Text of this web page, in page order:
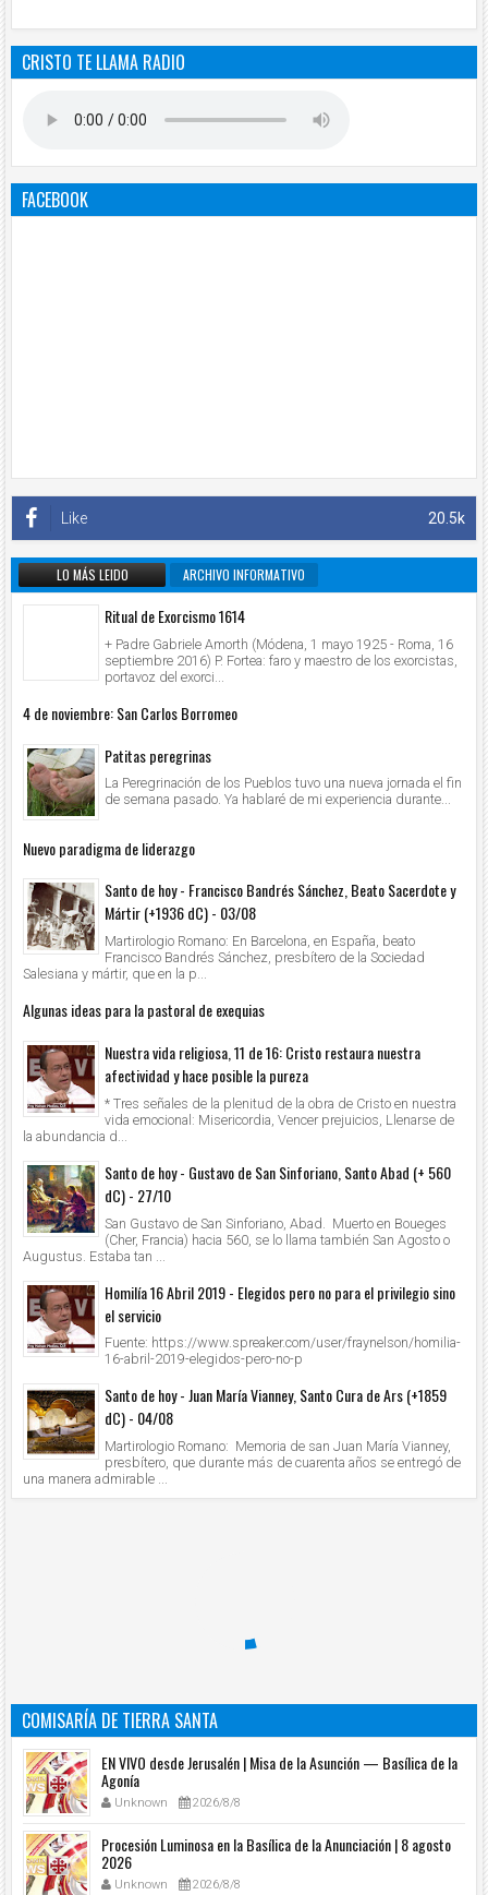
CRISTO TE LLAMA RADIO
FACEBOOK
20.5k
Like
LO MÁS LEIDO ARCHIVO INFORMATIVO
Ritual de Exorcismo 1614
+ Padre Gabriele Amorth (Módena, 1 mayo 1925 - Roma, 16
septiembre 2016) P. Fortea: faro y maestro de los exorcistas,
portavoz del exorci...
4 de noviembre: San Carlos Borromeo
Patitas peregrinas
La Peregrinación de los Pueblos tuvo una nueva jornada el fin
de semana pasado. Ya hablaré de mi experiencia durante...
Nuevo paradigma de liderazgo
Santo de hoy - Francisco Bandrés Sánchez, Beato Sacerdote y
Mártir (+1936 dC) - 03/08
Martirologio Romano: En Barcelona, en España, beato
Francisco Bandrés Sánchez, presbítero de la Sociedad
Salesiana y mártir, que en la p...
Algunas ideas para la pastoral de exequias
Nuestra vida religiosa, 11 de 16: Cristo restaura nuestra
afectividad y hace posible la pureza
* Tres señales de la plenitud de la obra de Cristo en nuestra
vida emocional: Misericordia, Vencer prejuicios, Llenarse de
la abundancia d...
Santo de hoy - Gustavo de San Sinforiano, Santo Abad (+ 560
dC) - 27/10
San Gustavo de San Sinforiano, Abad. Muerto en Boueges
(Cher, Francia) hacia 560, se lo llama también San Agosto o
Augustus. Estaba tan ...
Homilía 16 Abril 2019 - Elegidos pero no para el privilegio sino
el servicio
Fuente: https://www.spreaker.com/user/fraynelson/homilia-
16-abril-2019-elegidos-pero-no-p
Santo de hoy - Juan María Vianney, Santo Cura de Ars (+1859
dC) - 04/08
Martirologio Romano: Memoria de san Juan María Vianney,
presbítero, que durante más de cuarenta años se entregó de
una manera admirable ...
COMISARÍA DE TIERRA SANTA
EN VIVO desde Jerusalén | Misa de la Asunción — Basílica de la
Agonía
Unknown 2026/8/8
Procesión Luminosa en la Basílica de la Anunciación | 8 agosto
2026
Unknown 2026/8/8